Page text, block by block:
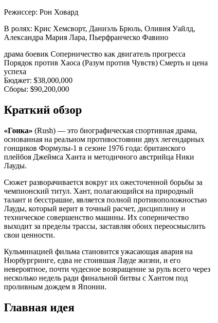
Режиссер: Рон Ховард
В ролях: Крис Хемсворт, Даниэль Брюль, Оливия Уайлд,
Александра Мария Лара, Пьерфранческо Фавино
драма боевик Соперничество как двигатель прогресса
Порядок против Хаоса (Разум против Чувств) Смерть и цена
успеха
Бюджет: $38,000,000
Сборы: $90,200,000
Краткий обзор
«Гонка» (Rush) — это биографическая спортивная драма,
основанная на реальном противостоянии двух легендарных
гонщиков Формулы-1 в сезоне 1976 года: британского
плейбоя Джеймса Ханта и методичного австрийца Ники
Лауды.
Сюжет разворачивается вокруг их ожесточенной борьбы за
чемпионский титул. Хант, полагающийся на природный
талант и бесстрашие, является полной противоположностью
Лауды, который верит в точный расчет, дисциплину и
техническое совершенство машины. Их соперничество
выходит за пределы трассы, заставляя обоих переосмыслить
свои ценности.
Кульминацией фильма становится ужасающая авария на
Нюрбургринге, едва не стоившая Лауде жизни, и его
невероятное, почти чудесное возвращение за руль всего через
несколько недель ради финальной битвы с Хантом под
проливным дождем в Японии.
Главная идея